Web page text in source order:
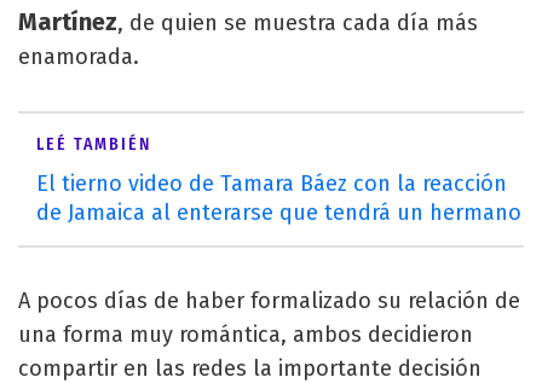
Martínez, de quien se muestra cada día más
enamorada.
LEÉ TAMBIÉN
El tierno video de Tamara Báez con la reacción
de Jamaica al enterarse que tendrá un hermano
A pocos días de haber formalizado su relación de
una forma muy romántica, ambos decidieron
compartir en las redes la importante decisión